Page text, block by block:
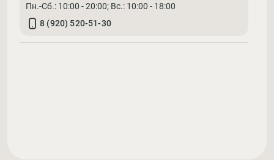
Пн.-Сб.: 10:00 - 20:00; Вс.: 10:00 - 18:00
8 (920) 520-51-30